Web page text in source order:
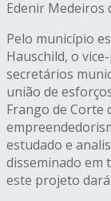
Edenir Medeiros
Pelo município
Hauschild, o
secretários
união de
Frango de Corte
estudado e
disseminado em
este projeto